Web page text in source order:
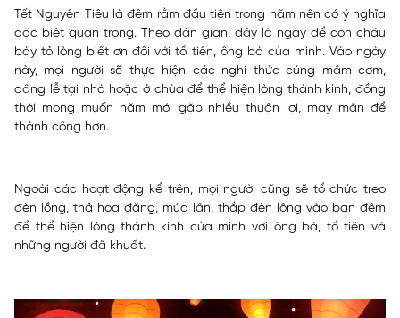
Tết Nguyên Tiêu là đêm rằm đầu tiên trong năm nên có ý nghĩa
đặc biệt quan trọng. Theo dân gian, đây là ngày để con cháu
bày tỏ lòng biết ơn đối với tổ tiên, ông bà của mình. Vào ngày
này, mọi người sẽ thực hiện các nghi thức cúng mâm cơm,
dâng lễ tại nhà hoặc ở chùa để thể hiện lòng thành kính, đồng
thời mong muốn năm mới gặp nhiều thuận lợi, may mắn để
thành công hơn.
Ngoài các hoạt động kể trên, mọi người cũng sẽ tổ chức treo
đèn lồng, thả hoa đăng, múa lân, thắp đèn lông vào ban đêm
để thể hiện lòng thành kính của mình với ông bà, tổ tiên và
những người đã khuất.